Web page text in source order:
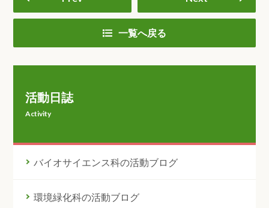
一覧へ戻る
活動日誌
Activity
バイオサイエンス科の活動ブログ
環境緑化科の活動ブログ